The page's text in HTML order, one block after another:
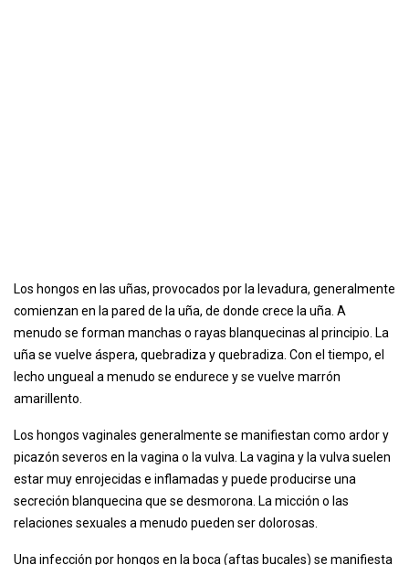
Los hongos en las uñas, provocados por la levadura, generalmente
comienzan en la pared de la uña, de donde crece la uña. A
menudo se forman manchas o rayas blanquecinas al principio. La
uña se vuelve áspera, quebradiza y quebradiza. Con el tiempo, el
lecho ungueal a menudo se endurece y se vuelve marrón
amarillento.
Los hongos vaginales generalmente se manifiestan como ardor y
picazón severos en la vagina o la vulva. La vagina y la vulva suelen
estar muy enrojecidas e inflamadas y puede producirse una
secreción blanquecina que se desmorona. La micción o las
relaciones sexuales a menudo pueden ser dolorosas.
Una infección por hongos en la boca (aftas bucales) se manifiesta